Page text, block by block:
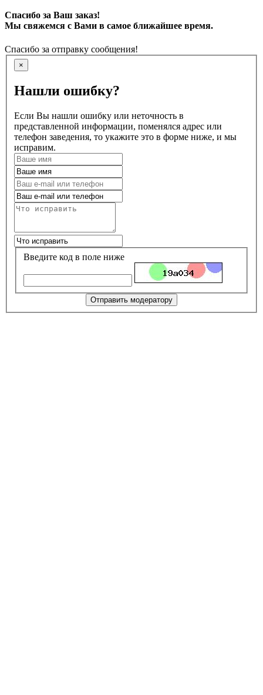
Спасибо за Ваш заказ!
Мы свяжемся с Вами в самое ближайшее время.
Спасибо за отправку сообщения!
×
Нашли ошибку?
Если Вы нашли ошибку или неточность в
представленной информации, поменялся адрес или
телефон заведения, то укажите это в форме ниже, и мы
исправим.
Введите код в поле ниже
Отправить модератору